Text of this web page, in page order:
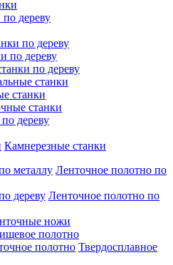
дереву
по дереву
по дереву
по дереву
станки
станки
станки
дереву
Камнерезные станки
Ленточное полотно по
Ленточное полотно по
ножи
полотно
Твердосплавное